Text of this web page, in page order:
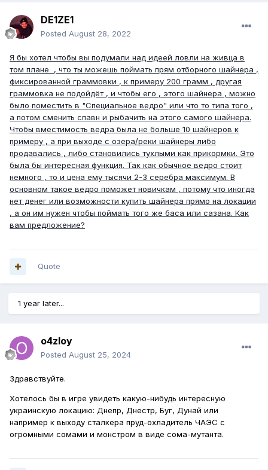
DE1ZE1
Posted August 28, 2022
Я бы хотел чтобы вы подумали над идеей ловли на живца в
том плане
, что ты можешь поймать прям отборного шайнера ,
фиксированной граммовки , к примеру 200 грамм , другая
граммовка не подойдёт , и чтобы его , этого шайнера , можно
было поместить в "Специальное ведро" или что то типа того ,
а потом сменить спавн и рыбачить на этого самого шайнера.
Чтобы вместимость ведра была не больше 10 шайнеров к
примеру , а при выходе с озера/реки шайнеры либо
продавались , либо становились тухлыми как прикормки. Это
была бы интересная функция. Так как обычное ведро стоит
немного , то и цена ему тысячи 2-3 серебра максимум. В
основном такое ведро поможет новичкам , потому что иногда
нет денег или возможности купить шайнера прямо на локации
, а он им нужен чтобы поймать того же баса или сазана. Как
вам предложение?
Quote
1 year later...
o4zloy
Posted August 25, 2024
Здравствуйте.
Хотелось бы в игре увидеть какую-нибудь интересную
украинскую локацию: Днепр, Днестр, Буг, Дунай или
например к выходу сталкера пруд-охладитель ЧАЭС с
огромными сомами и монстром в виде сома-мутанта.